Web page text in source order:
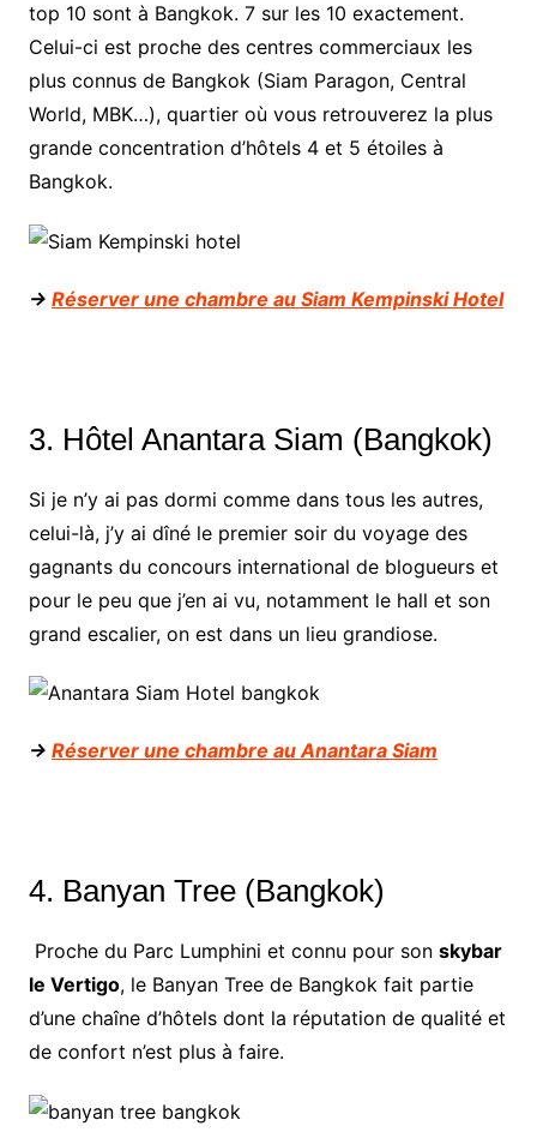
top 10 sont à Bangkok. 7 sur les 10 exactement.
Celui-ci est proche des centres commerciaux les
plus connus de Bangkok (Siam Paragon, Central
World, MBK…), quartier où vous retrouverez la plus
grande concentration d’hôtels 4 et 5 étoiles à
Bangkok.
-> Réserver une chambre au Siam Kempinski Hotel
3. Hôtel Anantara Siam (Bangkok)
Si je n’y ai pas dormi comme dans tous les autres,
celui-là, j’y ai dîné le premier soir du voyage des
gagnants du concours international de blogueurs et
pour le peu que j’en ai vu, notamment le hall et son
grand escalier, on est dans un lieu grandiose.
-> Réserver une chambre au Anantara Siam
4. Banyan Tree (Bangkok)
Proche du Parc Lumphini et connu pour son skybar
le Vertigo, le Banyan Tree de Bangkok fait partie
d’une chaîne d’hôtels dont la réputation de qualité et
de confort n’est plus à faire.